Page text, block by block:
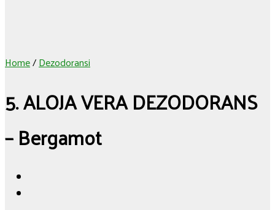
Home/Dezodoransi
5. ALOJA VERA DEZODORANS
– Bergamot